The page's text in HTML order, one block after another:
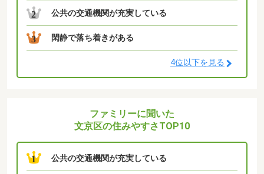
2 公共の交通機関が充実している
3 閑静で落ち着きがある
4位以下を見る
ファミリーに聞いた
文京区の住みやすさTOP10
1 公共の交通機関が充実している